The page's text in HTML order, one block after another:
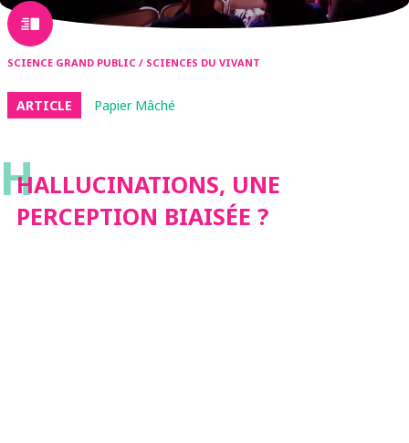
SCIENCE GRAND PUBLIC / SCIENCES DU VIVANT
ARTICLE Papier Mâché
H
HALLUCINATIONS, UNE
PERCEPTION BIAISÉE ?